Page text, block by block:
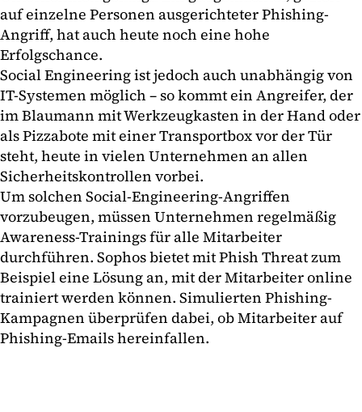
auf einzelne Personen ausgerichteter Phishing-
Angriff, hat auch heute noch eine hohe
Erfolgschance.
Social Engineering ist jedoch auch unabhängig von
IT-Systemen möglich – so kommt ein Angreifer, der
im Blaumann mit Werkzeugkasten in der Hand oder
als Pizzabote mit einer Transportbox vor der Tür
steht, heute in vielen Unternehmen an allen
Sicherheitskontrollen vorbei.
Um solchen Social-Engineering-Angriffen
vorzubeugen, müssen Unternehmen regelmäßig
Awareness-Trainings für alle Mitarbeiter
durchführen. Sophos bietet mit Phish Threat zum
Beispiel eine Lösung an, mit der Mitarbeiter online
trainiert werden können. Simulierten Phishing-
Kampagnen überprüfen dabei, ob Mitarbeiter auf
Phishing-Emails hereinfallen.